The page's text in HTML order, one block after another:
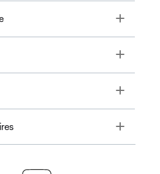
Toggle
Toggle
Toggle
Toggle